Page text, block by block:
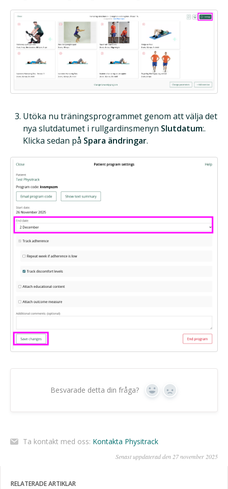
Utöka nu träningsprogrammet genom att välja det
nya slutdatumet i rullgardinsmenyn Slutdatum:.
Klicka sedan på Spara ändringar.
Besvarade detta din fråga? Ja Nej
Ta kontakt med oss: Kontakta Physitrack
Senast uppdaterad den 27 november 2025
RELATERADE ARTIKLAR